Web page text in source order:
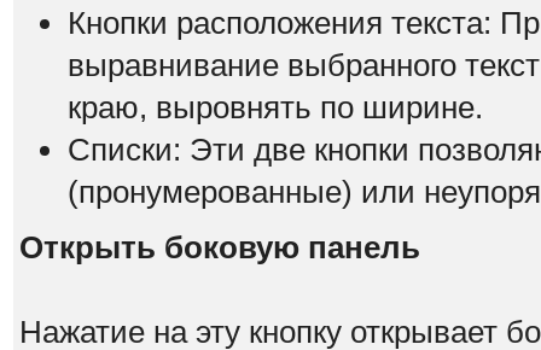
Кнопки расположения текста:
выравнивание выбранного
краю, выровнять по ширине.
Списки: Эти две кнопки
(пронумерованные) или
Открыть боковую панель
Нажатие на эту кнопку открывает